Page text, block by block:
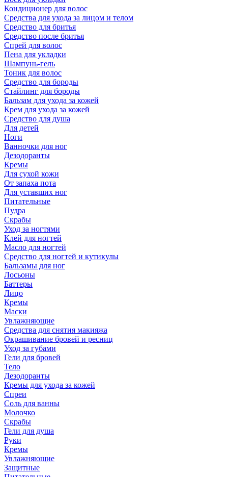
Кондиционер для волос
Средства для ухода за лицом и телом
Средство для бритья
Средство после бритья
Спрей для волос
Пена для укладки
Шампунь-гель
Тоник для волос
Средство для бороды
Стайлинг для бороды
Бальзам для ухода за кожей
Крем для ухода за кожей
Средство для душа
Для детей
Ноги
Ванночки для ног
Дезодоранты
Кремы
Для сухой кожи
От запаха пота
Для уставших ног
Питательные
Пудра
Скрабы
Уход за ногтями
Клей для ногтей
Масло для ногтей
Средство для ногтей и кутикулы
Бальзамы для ног
Лосьоны
Баттеры
Лицо
Кремы
Маски
Увлажняющие
Средства для снятия макияжа
Окрашивание бровей и ресниц
Уход за губами
Гели для бровей
Тело
Дезодоранты
Кремы для ухода за кожей
Спреи
Соль для ванны
Молочко
Скрабы
Гели для душа
Руки
Кремы
Увлажняющие
Защитные